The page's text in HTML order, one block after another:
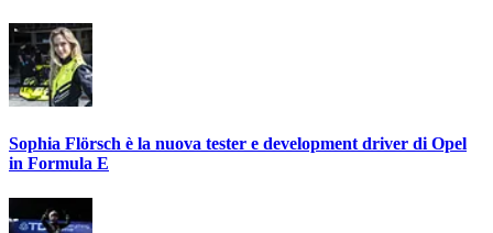
Sophia Flörsch è la nuova tester e development driver di Opel
in Formula E